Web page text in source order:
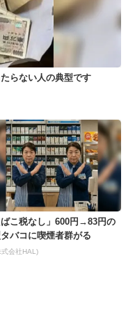
らない人の典型です
ばこ税なし」600円→83円の
バコに喫煙者群がる
式会社HAL)